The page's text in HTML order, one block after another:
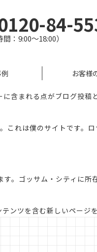
84-
間：9:00〜18:00）
お客様
含まれる点がブログ投
れは僕のサイトです。
。ゴッサム・シティに
ンツを含む新しいページ